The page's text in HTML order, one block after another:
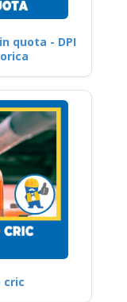
quota - DPI
cric